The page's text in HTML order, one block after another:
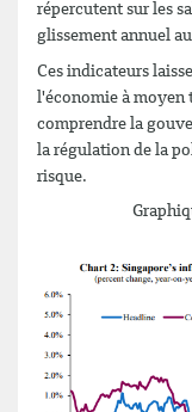
répercutent sur les
glissement annuel
Ces indicateurs
l'économie à
comprendre la
la régulation de la
risque.